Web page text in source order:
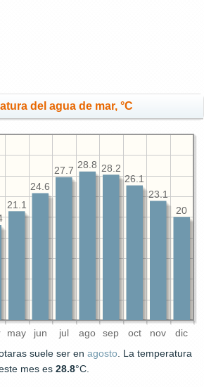
del agua de mar, °C
may jun jul ago sep oct nov dic
20
23.1
26.1
28.2
28.8
27.7
24.6
21.1
suele ser en agosto. La temperatura
mes es 28.8°C.